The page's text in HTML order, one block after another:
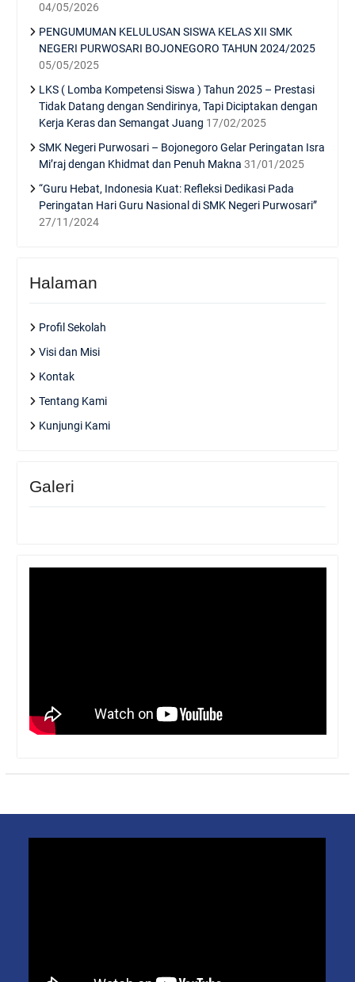
04/05/2026
PENGUMUMAN KELULUSAN SISWA KELAS XII SMK
NEGERI PURWOSARI BOJONEGORO TAHUN 2024/2025
05/05/2025
LKS ( Lomba Kompetensi Siswa ) Tahun 2025 – Prestasi
Tidak Datang dengan Sendirinya, Tapi Diciptakan dengan
Kerja Keras dan Semangat Juang 17/02/2025
SMK Negeri Purwosari – Bojonegoro Gelar Peringatan Isra
Mi’raj dengan Khidmat dan Penuh Makna 31/01/2025
“Guru Hebat, Indonesia Kuat: Refleksi Dedikasi Pada
Peringatan Hari Guru Nasional di SMK Negeri Purwosari”
27/11/2024
Halaman
Profil Sekolah
Visi dan Misi
Kontak
Tentang Kami
Kunjungi Kami
Galeri